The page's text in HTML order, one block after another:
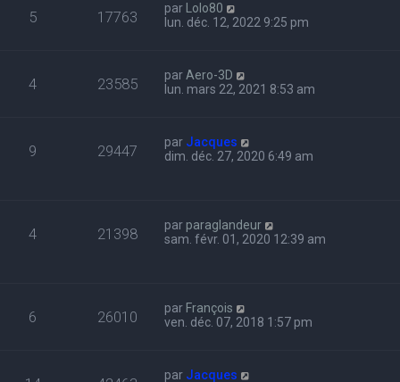
5 17763 par
Lolo80
lun. déc. 12, 2022 9:25 pm
4 23585 par Aero-3D
lun. mars 22, 2021 8:53 am
9 29447 par Jacques
dim. déc. 27, 2020 6:49 am
4 21398 par paraglandeur
sam. févr. 01, 2020 12:39 am
6 26010 par François
ven. déc. 07, 2018 1:57 pm
par Jacques